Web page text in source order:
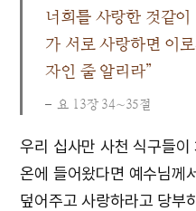
너희를 사랑한 것같
가 서로 사랑하면 이
자인 줄 알리라”
요 13장 34∼35절
우리 십사만 사천 식구들이
온에 들어왔다면 예수님께
덮어주고 사랑하라고 당부